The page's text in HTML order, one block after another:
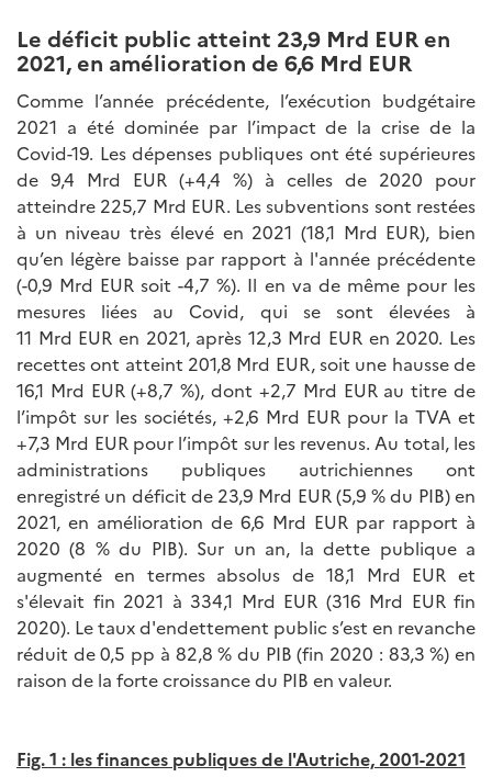
Le déficit public atteint 23,9 Mrd EUR en
2021, en amélioration de 6,6 Mrd EUR
Comme l’année précédente, l’exécution budgétaire
2021 a été dominée par l’impact de la crise de la
Covid-19. Les dépenses publiques ont été supérieures
de 9,4 Mrd EUR (+4,4 %) à celles de 2020 pour
atteindre 225,7 Mrd EUR. Les subventions sont restées
à un niveau très élevé en 2021 (18,1 Mrd EUR), bien
qu’en légère baisse par rapport à l'année précédente
(-0,9 Mrd EUR soit -4,7 %). Il en va de même pour les
mesures liées au Covid, qui se sont élevées à
11 Mrd EUR en 2021, après 12,3 Mrd EUR en 2020. Les
recettes ont atteint 201,8 Mrd EUR, soit une hausse de
16,1 Mrd EUR (+8,7 %), dont +2,7 Mrd EUR au titre de
l’impôt sur les sociétés, +2,6 Mrd EUR pour la TVA et
+7,3 Mrd EUR pour l’impôt sur les revenus. Au total, les
administrations publiques autrichiennes ont
enregistré un déficit de 23,9 Mrd EUR (5,9 % du PIB) en
2021, en amélioration de 6,6 Mrd EUR par rapport à
2020 (8 % du PIB). Sur un an, la dette publique a
augmenté en termes absolus de 18,1 Mrd EUR et
s'élevait fin 2021 à 334,1 Mrd EUR (316 Mrd EUR fin
2020). Le taux d'endettement public s’est en revanche
réduit de 0,5 pp à 82,8 % du PIB (fin 2020 : 83,3 %) en
raison de la forte croissance du PIB en valeur.
Fig. 1 : les finances publiques de l'Autriche, 2001-2021